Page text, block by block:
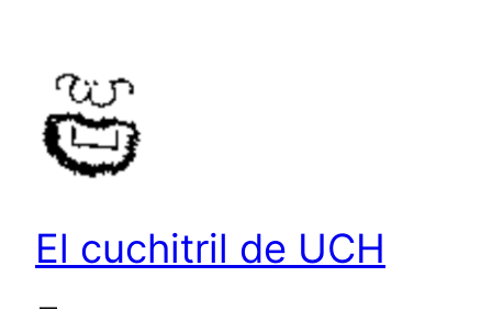
contenido
El cuchitril de UCH